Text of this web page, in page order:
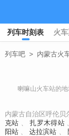
列车时刻表 火
列车吧 > 内蒙古火
喇嘛山火车站的
内蒙古自治区呼伦贝
克站
扎罗木得站
阳站
达拉滨站